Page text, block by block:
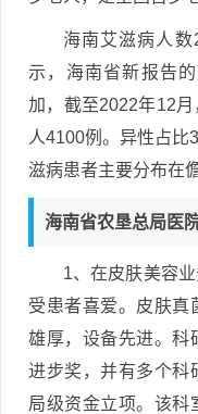
海南艾滋病人
示，海南省新报告
加，截至2022年12
人4100例。异性占比
滋病患者主要分布在
海南省农垦总局医
1、在皮肤美容
受患者喜爱。皮肤真
雄厚，设备先进。科
进步奖，并有多个科
局级资金立项。该科